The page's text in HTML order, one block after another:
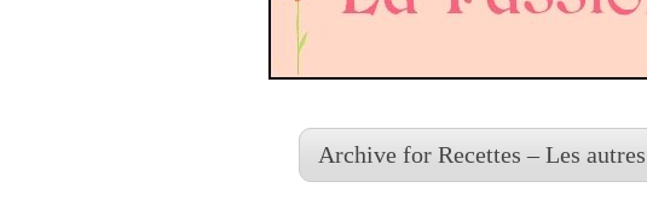
Archive for Recettes – Les autres